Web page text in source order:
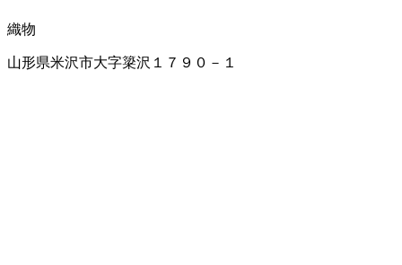
織物
山形県米沢市大字簗沢１７９０－１